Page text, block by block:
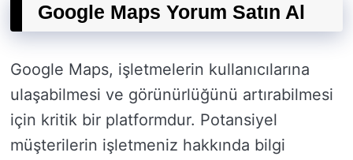
Google Maps Yorum Satın Al
Google Maps, işletmelerin kullanıcılarına
ulaşabilmesi ve görünürlüğünü artırabilmesi
için kritik bir platformdur. Potansiyel
müşterilerin işletmeniz hakkında bilgi